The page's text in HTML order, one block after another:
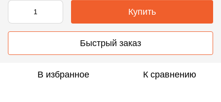
Купить
Быстрый заказ
В избранное К сравнению